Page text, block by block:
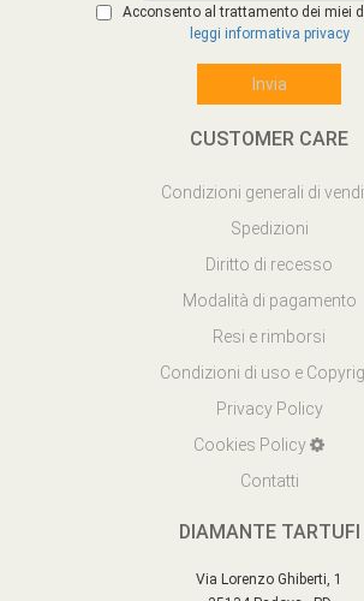
Acconsento al trattamento dei miei
leggi informativa privacy
CUSTOMER CARE
Condizioni generali di
Spedizioni
Diritto di recesso
Modalità di pagamento
Resi e rimborsi
Condizioni di uso e
Privacy Policy
Cookies Policy
Contatti
DIAMANTE TARTUFI
Via Lorenzo Ghiberti, 1